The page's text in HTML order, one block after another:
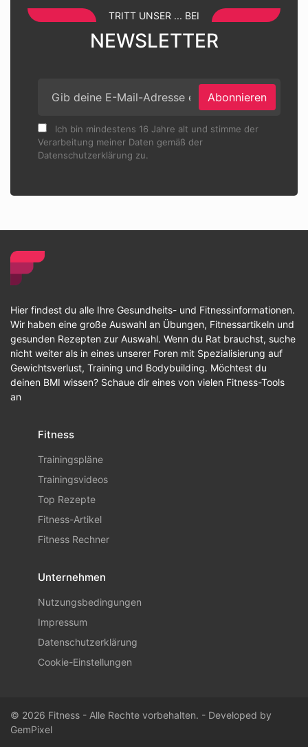
TRITT UNSER ... BEI
NEWSLETTER
Abonnieren
Ich bin mindestens 16 Jahre alt und stimme der
Verarbeitung meiner Daten gemäß der
Datenschutzerklärung zu.
Hier findest du alle Ihre Gesundheits- und Fitnessinformationen.
Wir haben eine große Auswahl an Übungen, Fitnessartikeln und
gesunden Rezepten zur Auswahl. Wenn du Rat brauchst, suche
nicht weiter als in eines unserer Foren mit Spezialisierung auf
Gewichtsverlust, Training und Bodybuilding. Möchtest du
deinen BMI wissen? Schaue dir eines von vielen Fitness-Tools
an
Fitness
Trainingspläne
Trainingsvideos
Top Rezepte
Fitness-Artikel
Fitness Rechner
Unternehmen
Nutzungsbedingungen
Impressum
Datenschutzerklärung
Cookie-Einstellungen
© 2026 Fitness - Alle Rechte vorbehalten. - Developed by
GemPixel